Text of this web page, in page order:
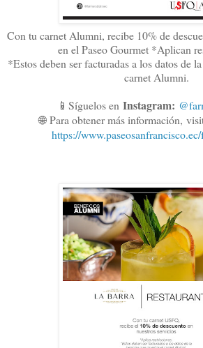
Con tu carnet Alumni, recibe 10% de
en el Paseo Gourmet *Aplican
*Estos deben ser facturadas a los datos de
carnet Alumni.
📱Síguelos en Instagram:
🌐Para obtener más información,
https://